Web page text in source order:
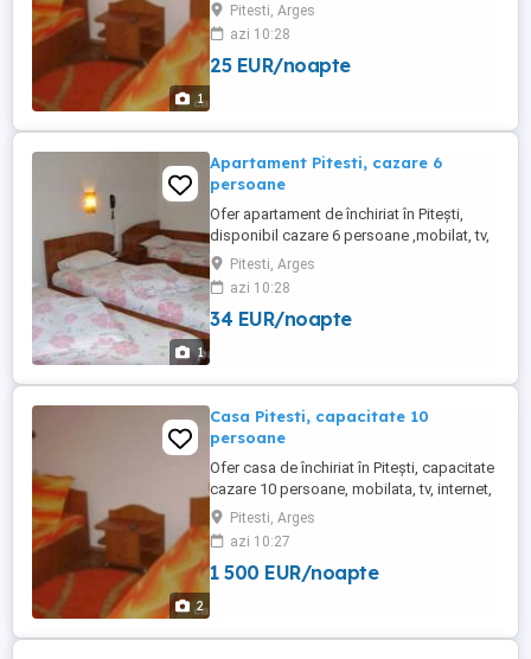
1
bucătărie utilată Se oferă factura 130 lei
noapte
Pitesti, Arges
azi 10:28
25 EUR/noapte
1
Apartament Pitesti, cazare 6
persoane
Ofer apartament de închiriat în Pitești,
disponibil cazare 6 persoane ,mobilat, tv,
internet, lenjerie pat, bucătărie utilată Se
oferă factura
Pitesti, Arges
azi 10:28
34 EUR/noapte
2
Casa Pitesti, capacitate 10
persoane
Ofer casa de închiriat în Pitești, capacitate
cazare 10 persoane, mobilata, tv, internet,
lenjerie pat, bucătărie utilată, 3 Gr. sanitare,
curte , parcare auto
Pitesti, Arges
azi 10:27
1 500 EUR/noapte